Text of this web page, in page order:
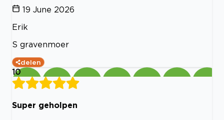
19 June 2026
Erik
S gravenmoer
delen
10
Super geholpen